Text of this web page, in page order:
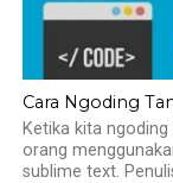
Cara Ngoding
Ketika kita
orang
sublime text.